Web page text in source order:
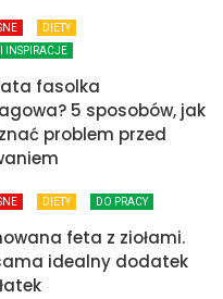
DIETY
I INSPIRACJE
fasolka
5 sposobów, jak
problem przed
DIETY DO PRACY
feta z ziołami.
idealny dodatek